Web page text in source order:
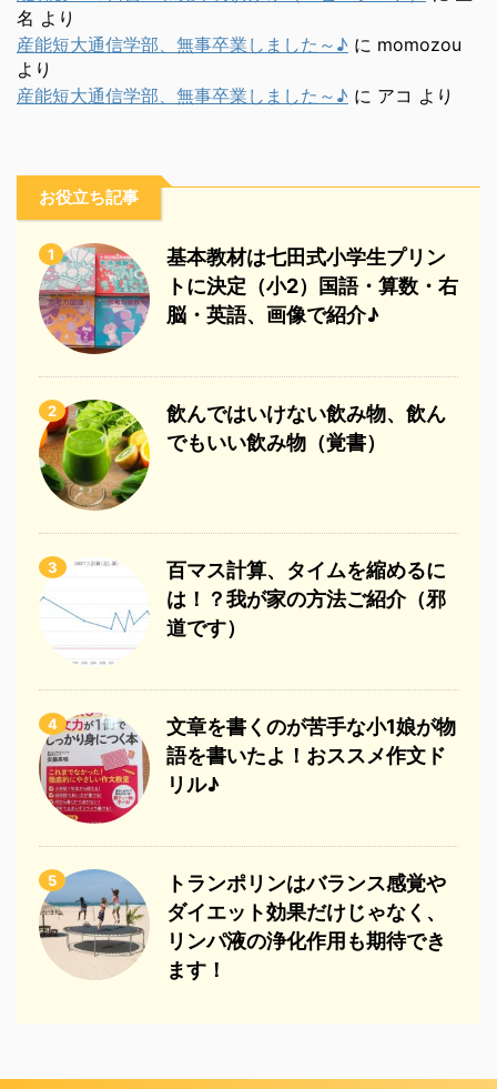
名 より
産能短大通信学部、無事卒業しました～♪ に momozou
より
産能短大通信学部、無事卒業しました～♪ に アコ より
お役立ち記事
1
基本教材は七田式小学生プリン
トに決定（小2）国語・算数・右
脳・英語、画像で紹介♪
2
飲んではいけない飲み物、飲ん
でもいい飲み物（覚書）
3
百マス計算、タイムを縮めるに
は！？我が家の方法ご紹介（邪
道です）
4
文章を書くのが苦手な小1娘が物
語を書いたよ！おススメ作文ド
リル♪
5
トランポリンはバランス感覚や
ダイエット効果だけじゃなく、
リンパ液の浄化作用も期待でき
ます！